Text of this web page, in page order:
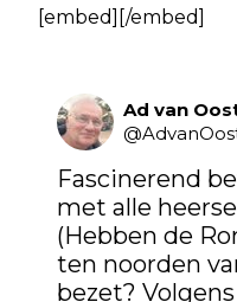
[embed][/embed]
Ad van
@
Fascinerend
met alle
(Hebben de
ten noorden
bezet?